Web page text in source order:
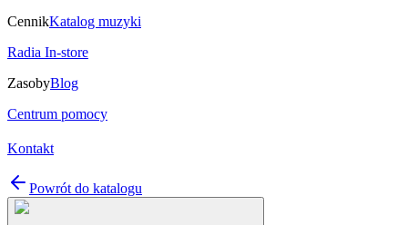
CennikKatalog muzyki
Radia In-store
ZasobyBlog
Centrum pomocy
Kontakt
Powrót do katalogu